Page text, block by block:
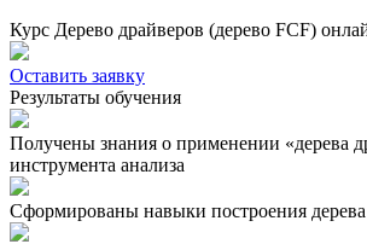
Курс Дерево драйверов (дерево FCF)
Оставить заявку
Результаты обучения
Получены знания о применении «дерева
инструмента анализа
Сформированы навыки построения дерева